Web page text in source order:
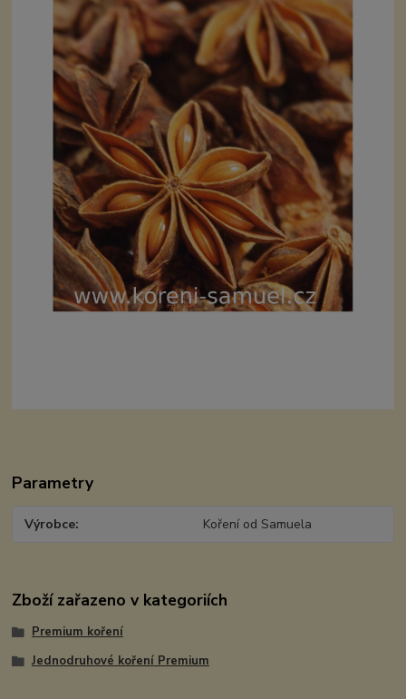
Parametry
Výrobce Koření od Samuela
Zboží zařazeno v kategoriích
Premium koření
Jednodruhové koření Premium